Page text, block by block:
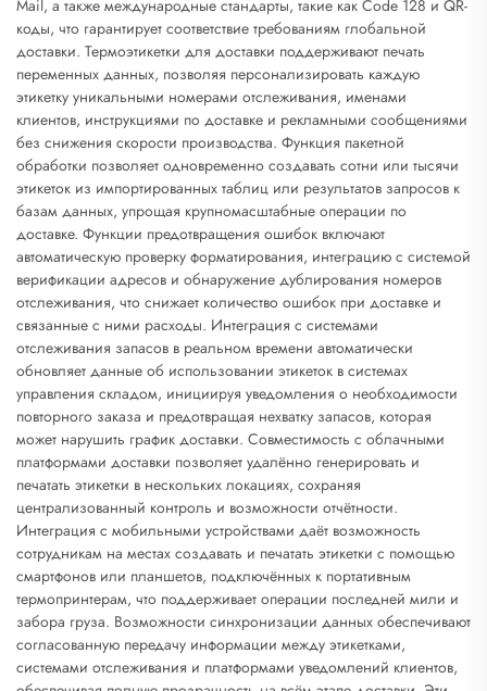
Mail, а также международные стандарты, такие как Code 128 и QR-
коды, что гарантирует соответствие требованиям глобальной
доставки. Термоэтикетки для доставки поддерживают печать
переменных данных, позволяя персонализировать каждую
этикетку уникальными номерами отслеживания, именами
клиентов, инструкциями по доставке и рекламными сообщениями
без снижения скорости производства. Функция пакетной
обработки позволяет одновременно создавать сотни или тысячи
этикеток из импортированных таблиц или результатов запросов к
базам данных, упрощая крупномасштабные операции по
доставке. Функции предотвращения ошибок включают
автоматическую проверку форматирования, интеграцию с системой
верификации адресов и обнаружение дублирования номеров
отслеживания, что снижает количество ошибок при доставке и
связанные с ними расходы. Интеграция с системами
отслеживания запасов в реальном времени автоматически
обновляет данные об использовании этикеток в системах
управления складом, инициируя уведомления о необходимости
повторного заказа и предотвращая нехватку запасов, которая
может нарушить график доставки. Совместимость с облачными
платформами доставки позволяет удалённо генерировать и
печатать этикетки в нескольких локациях, сохраняя
централизованный контроль и возможности отчётности.
Интеграция с мобильными устройствами даёт возможность
сотрудникам на местах создавать и печатать этикетки с помощью
смартфонов или планшетов, подключённых к портативным
термопринтерам, что поддерживает операции последней мили и
забора груза. Возможности синхронизации данных обеспечивают
согласованную передачу информации между этикетками,
системами отслеживания и платформами уведомлений клиентов,